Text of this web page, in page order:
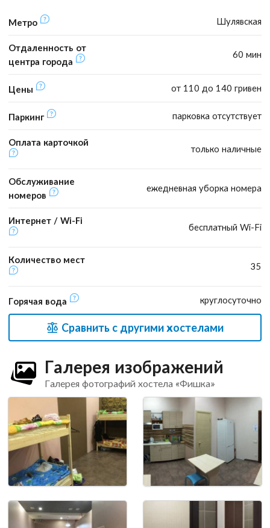
Метро Шулявская
Отдаленность от
центра города
60 мин
Цены от 110 до 140 гривен
Паркинг парковка отсутствует
Оплата карточкой
только наличные
Обслуживание
номеров
ежедневная уборка номера
Интернет / Wi-Fi
бесплатный Wi-Fi
Количество мест
35
Горячая вода круглосуточно
Сравнить с другими хостелами
Галерея изображений
Галерея фотографий хостела «Фишка»